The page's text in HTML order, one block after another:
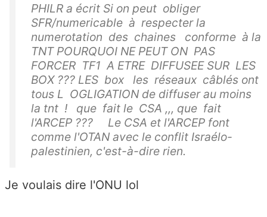
PHILR a écrit Si on peut obliger
SFR/numericable à respecter la
numerotation des chaines conforme à la
TNT POURQUOI NE PEUT ON PAS
FORCER TF1 A ETRE DIFFUSEE SUR LES
BOX ??? LES box les réseaux câblés ont
tous L OGLIGATION de diffuser au moins
la tnt ! que fait le CSA ,,, que fait
l'ARCEP ??? Le CSA et l'ARCEP font
comme l'OTAN avec le conflit Israélo-
palestinien, c'est-à-dire rien.
Je voulais dire l'ONU lol